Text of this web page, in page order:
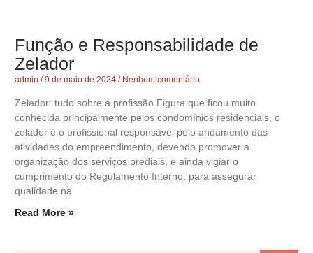
Função e Responsabilidade de
Zelador
admin 9 de maio de 2024 Nenhum comentário
Zelador: tudo sobre a profissão Figura que ficou muito
conhecida principalmente pelos condomínios residenciais, o
zelador é o profissional responsável pelo andamento das
atividades do empreendimento, devendo promover a
organização dos serviços prediais, e ainda vigiar o
cumprimento do Regulamento Interno, para assegurar
qualidade na
Read More »